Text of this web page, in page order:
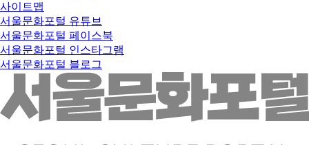
사이트맵
서울문화포털 유튜브
서울문화포털 페이스북
서울문화포털 인스타그램
서울문화포털 블로그